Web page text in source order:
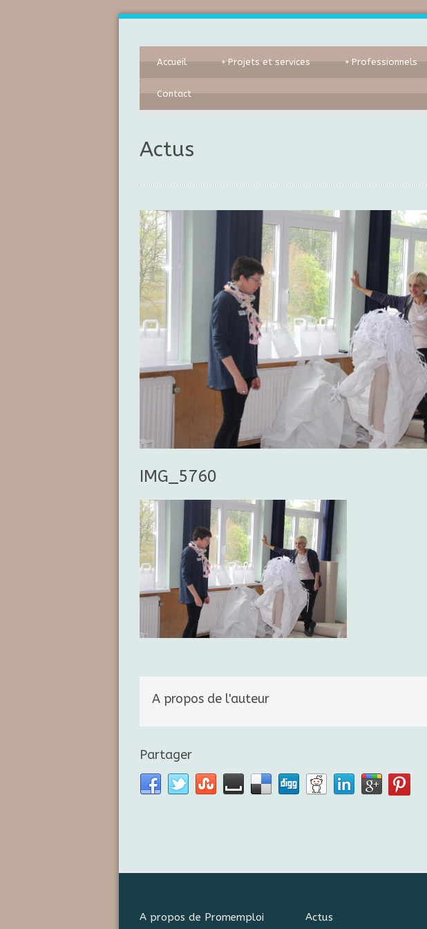
Accueil Projets et services
+ Professionnels
+
Contact
Actus
IMG_5760
A propos de l'auteur
Partager
A propos de Promemploi Actus